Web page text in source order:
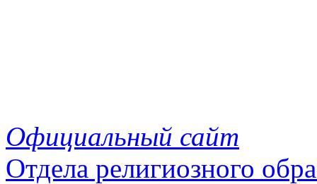
Официальный сайт
Отдела религиозного